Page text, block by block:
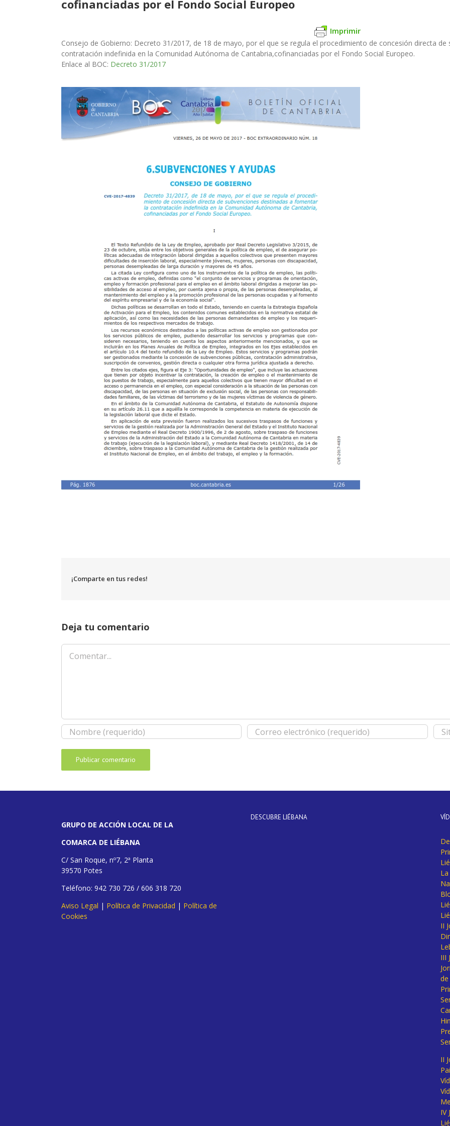
cofinanciadas por el Fondo Social Europeo
Imprimir
Consejo de Gobierno: Decreto 31/2017, de 18 de mayo, por el que se regula el procedimiento de concesión directa
contratación indefinida en la Comunidad Autónoma de Cantabria,cofinanciadas por el Fondo Social Europeo.
Enlace al BOC: Decreto 31/2017
¡Comparte en tus redes!
Deja tu comentario
Comentar
GRUPO DE ACCIÓN LOCAL DE LA
COMARCA DE LIÉBANA
C/ San Roque, nº7, 2ª Planta
39570 Potes
Teléfono: 942 730 726 / 606 318 720
Aviso Legal | Política de Privacidad | Política de
Cookies
DESCUBRE LIÉBANA
II
III
II
IV